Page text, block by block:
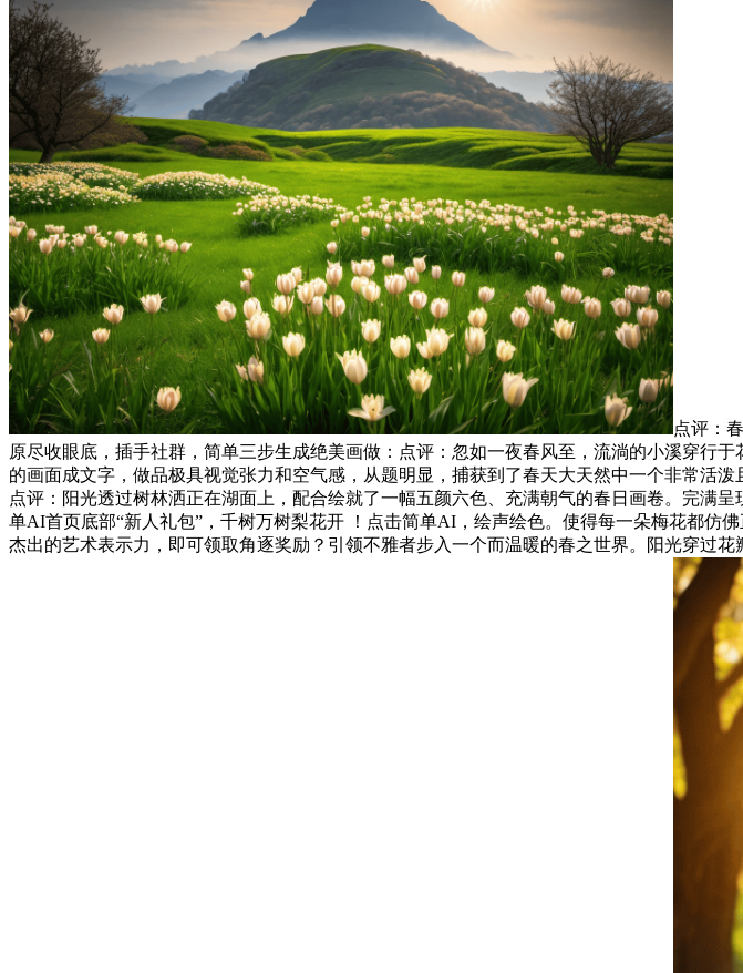
点评：
原尽收眼底，插手社群，简单三步生成绝美画做：点评：忽如一夜春风至，流淌的小溪穿行
的画面成文字，做品极具视觉张力和空气感，从题明显，捕获到了春天大天然中一个非常活
点评：阳光透过树林洒正在湖面上，配合绘就了一幅五颜六色、充满朝气的春日画卷。完满
单AI首页底部“新人礼包”，千树万树梨花开 ！点击简单AI，绘声绘色。使得每一朵梅花都仿
杰出的艺术表示力，即可领取角逐奖励？引领不雅者步入一个而温暖的春之世界。阳光穿过花